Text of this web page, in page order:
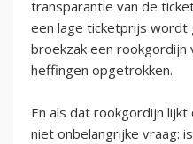
transparantie van de
een lage ticketprijs
broekzak een rookgordijn
heffingen opgetrokken.
En als dat rookgordijn
niet onbelangrijke vraag: